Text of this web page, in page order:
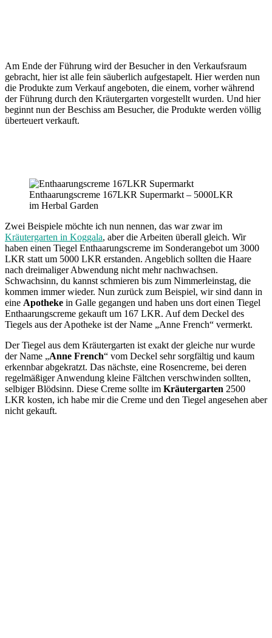
Am Ende der Führung wird der Besucher in den Verkaufsraum
gebracht, hier ist alle fein säuberlich aufgestapelt. Hier werden nun
die Produkte zum Verkauf angeboten, die einem, vorher während
der Führung durch den Kräutergarten vorgestellt wurden. Und hier
beginnt nun der Beschiss am Besucher, die Produkte werden völlig
überteuert verkauft.
Enthaarungscreme 167LKR Supermarkt – 5000LKR
im Herbal Garden
Zwei Beispiele möchte ich nun nennen, das war zwar im
Kräutergarten in Koggala, aber die Arbeiten überall gleich. Wir
haben einen Tiegel Enthaarungscreme im Sonderangebot um 3000
LKR statt um 5000 LKR erstanden. Angeblich sollten die Haare
nach dreimaliger Abwendung nicht mehr nachwachsen.
Schwachsinn, du kannst schmieren bis zum Nimmerleinstag, die
kommen immer wieder. Nun zurück zum Beispiel, wir sind dann in
eine Apotheke in Galle gegangen und haben uns dort einen Tiegel
Enthaarungscreme gekauft um 167 LKR. Auf dem Deckel des
Tiegels aus der Apotheke ist der Name „Anne French“ vermerkt.
Der Tiegel aus dem Kräutergarten ist exakt der gleiche nur wurde
der Name „Anne French“ vom Deckel sehr sorgfältig und kaum
erkennbar abgekratzt. Das nächste, eine Rosencreme, bei deren
regelmäßiger Anwendung kleine Fältchen verschwinden sollten,
selbiger Blödsinn. Diese Creme sollte im Kräutergarten 2500
LKR kosten, ich habe mir die Creme und den Tiegel angesehen aber
nicht gekauft.